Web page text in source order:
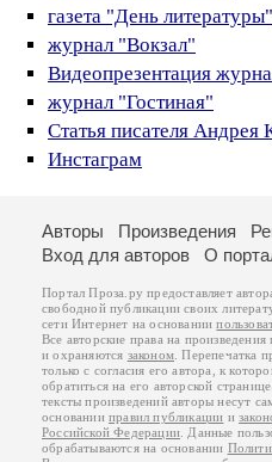
газета "День литературы"
журнал "Вокзал"
Видеопрезентация
журнал "Гостиная"
Статья писателя Андрея
Инстаграм
Авторы Произведения
Вход для авторов
О
Портал Проза.ру предоставляет
свободной публикации своих
сети Интернет на основании
Все авторские права на
и охраняются законом . Перепечатка
только с согласия его автора, к
обратиться на его авторской
тексты произведений авторы несут
основанииправил публикации и
Российской Федерации . Данные
обрабатываются на основании